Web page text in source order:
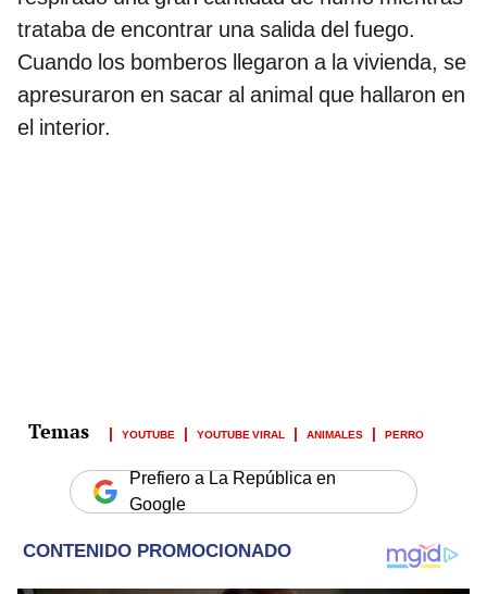
trataba de encontrar una salida del fuego.
Cuando los bomberos llegaron a la vivienda, se
apresuraron en sacar al animal que hallaron en
el interior.
YOUTUBE YOUTUBE VIRAL ANIMALES PERRO
Prefiero a La República en
Google